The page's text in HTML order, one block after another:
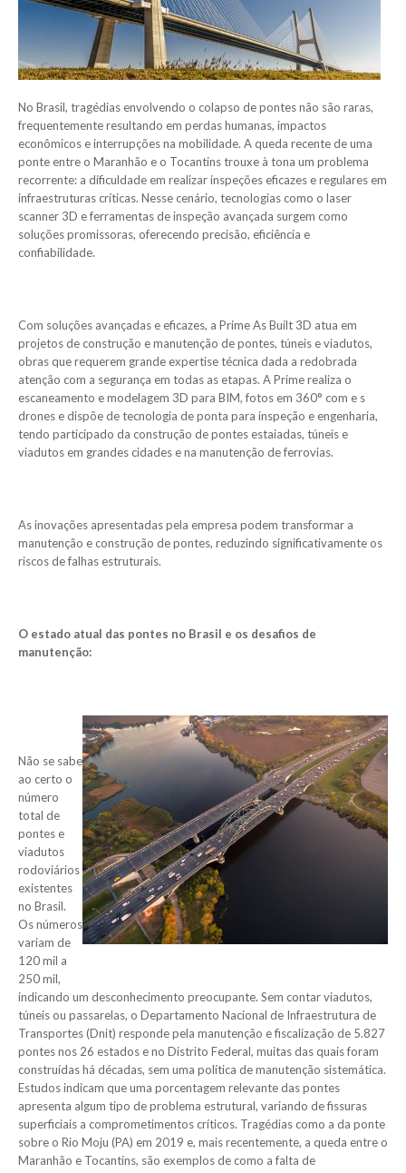
No Brasil, tragédias envolvendo o colapso de pontes não são raras,
frequentemente resultando em perdas humanas, impactos
econômicos e interrupções na mobilidade. A queda recente de uma
ponte entre o Maranhão e o Tocantins trouxe à tona um problema
recorrente: a dificuldade em realizar inspeções eficazes e regulares em
infraestruturas críticas. Nesse cenário, tecnologias como o laser
scanner 3D e ferramentas de inspeção avançada surgem como
soluções promissoras, oferecendo precisão, eficiência e
confiabilidade.
Com soluções avançadas e eficazes, a Prime As Built 3D atua em
projetos de construção e manutenção de pontes, túneis e viadutos,
obras que requerem grande expertise técnica dada a redobrada
atenção com a segurança em todas as etapas. A Prime realiza o
escaneamento e modelagem 3D para BIM, fotos em 360° com e s
drones e dispõe de tecnologia de ponta para inspeção e engenharia,
tendo participado da construção de pontes estaiadas, túneis e
viadutos em grandes cidades e na manutenção de ferrovias.
As inovações apresentadas pela empresa podem transformar a
manutenção e construção de pontes, reduzindo significativamente os
riscos de falhas estruturais.
O estado atual das pontes no Brasil e os desafios de
manutenção:
Não se sabe
ao certo o
número
total de
pontes e
viadutos
rodoviários
existentes
no Brasil.
Os números
variam de
120 mil a
250 mil,
indicando um desconhecimento preocupante. Sem contar viadutos,
túneis ou passarelas, o Departamento Nacional de Infraestrutura de
Transportes (Dnit) responde pela manutenção e fiscalização de 5.827
pontes nos 26 estados e no Distrito Federal, muitas das quais foram
construídas há décadas, sem uma política de manutenção sistemática.
Estudos indicam que uma porcentagem relevante das pontes
apresenta algum tipo de problema estrutural, variando de fissuras
superficiais a comprometimentos críticos. Tragédias como a da ponte
sobre o Rio Moju (PA) em 2019 e, mais recentemente, a queda entre o
Maranhão e Tocantins, são exemplos de como a falta de